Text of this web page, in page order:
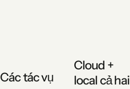
Các tác vụ
Cloud +
local cả hai